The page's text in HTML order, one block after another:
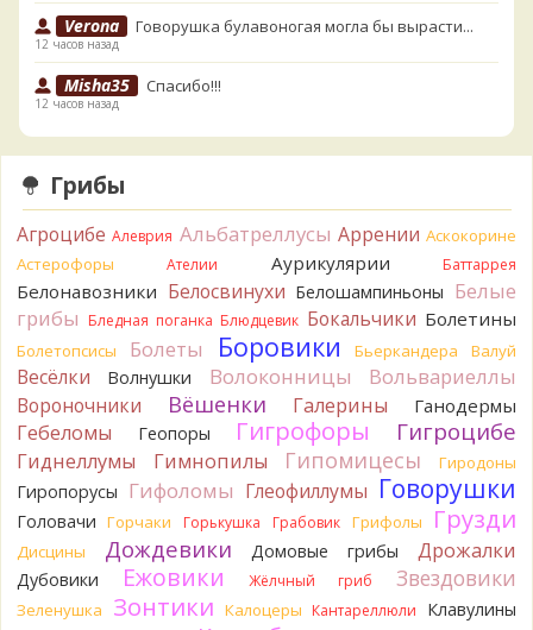
Verona Говорушка булавоногая могла бы вырасти...
12 часов назад
Misha35 Спасибо!!!
12 часов назад
точно нет! P.S. Вячеслав, мы ждём ваших подтверждений
насчёт того, что на разных фото не один и тот же гриб. Они
хорошо было бы упорядочить это с вашим участием.
Разные грибы нужно разнести по разным вопросам!
BorisM Однозначно польский!
BorisM
Николай, дайте уточнение насчёт изменения
цвета гриба на срезе. Без этой информации до конца
сложно выбрать между жёлтым и собачьим груздями!
BorisM Очевидный подберезовик!
19 часов назад
Verona Рядовка скученная.
2 дня назад
Юрий
Только сосны. Любит молодняк и растёт ещё по
Грибы
Агроцибе Алеврия Альбатреллусы Аррении Аскокорине
Астерофоры
Ателии Аурикулярии Баттаррея
Белонавозники Белосвинухи Белошампиньоны Белые
грибы Бледная поганка Блюдцевик Бокальчики Болетины
Болетопсисы Болеты Боровики Бьеркандера Валуй
Весёлки Волнушки Волоконницы Вольвариеллы
Вороночники Вёшенки Галерины Ганодермы
Гебеломы Геопоры Гигрофоры Гигроцибе
Гиднеллумы Гимнопилы Гипомицесы Гиродоны
Гиропорусы Гифоломы Глеофиллумы Говорушки
Головачи Горчаки Горькушка Грабовик Грифолы Грузди
Дисцины Дождевики Домовые грибы Дрожалки
Дубовики Ежовики Жёлчный гриб Звездовики
Зеленушка Зонтики Калоцеры Кантареллюли
Клавулины